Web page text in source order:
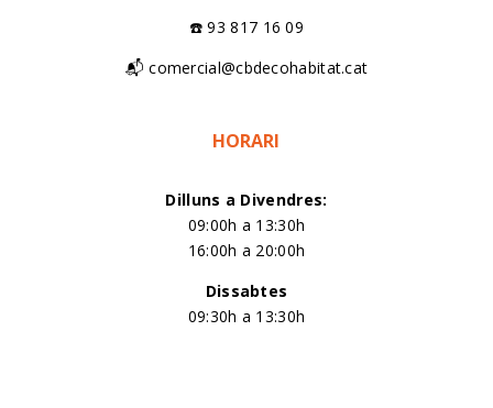
☎️ 93 817 16 09
📬 comercial@cbdecohabitat.cat
HORARI
Dilluns a Divendres:
09:00h a 13:30h
16:00h a 20:00h
Dissabtes
09:30h a 13:30h